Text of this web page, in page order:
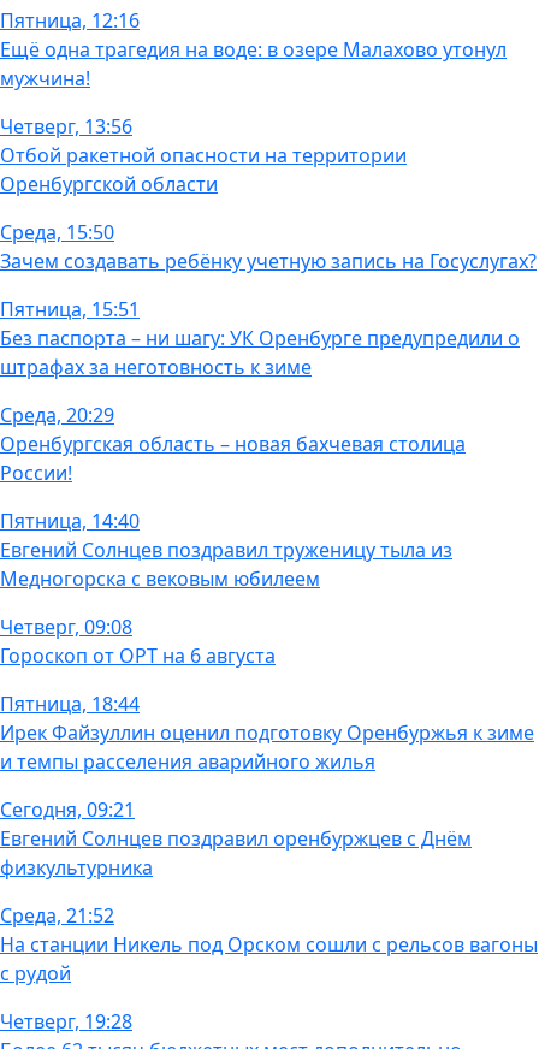
Пятница, 12:16
Ещё одна трагедия на воде: в озере Малахово утонул
мужчина!
Четверг, 13:56
Отбой ракетной опасности на территории
Оренбургской области
Среда, 15:50
Зачем создавать ребёнку учетную запись на Госуслугах?
Пятница, 15:51
Без паспорта – ни шагу: УК Оренбурге предупредили о
штрафах за неготовность к зиме
Среда, 20:29
Оренбургская область – новая бахчевая столица
России!
Пятница, 14:40
Евгений Солнцев поздравил труженицу тыла из
Медногорска с вековым юбилеем
Четверг, 09:08
Гороскоп от ОРТ на 6 августа
Пятница, 18:44
Ирек Файзуллин оценил подготовку Оренбуржья к зиме
и темпы расселения аварийного жилья
Сегодня, 09:21
Евгений Солнцев поздравил оренбуржцев с Днём
физкультурника
Среда, 21:52
На станции Никель под Орском сошли с рельсов вагоны
с рудой
Четверг, 19:28